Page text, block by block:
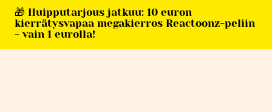
🎁 Huipputarjous jatkuu: 10 euron
kierrätysvapaa megakierros Reactoonz-peliin
- vain 1 eurolla!